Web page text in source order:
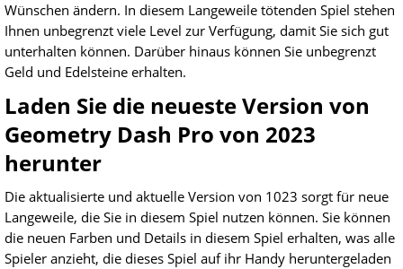
Wünschen ändern. In diesem Langeweile tötenden Spiel stehen
Ihnen unbegrenzt viele Level zur Verfügung, damit Sie sich gut
unterhalten können. Darüber hinaus können Sie unbegrenzt
Geld und Edelsteine erhalten.
Laden Sie die neueste Version von
Geometry Dash Pro von 2023
herunter
Die aktualisierte und aktuelle Version von 1023 sorgt für neue
Langeweile, die Sie in diesem Spiel nutzen können. Sie können
die neuen Farben und Details in diesem Spiel erhalten, was alle
Spieler anzieht, die dieses Spiel auf ihr Handy heruntergeladen